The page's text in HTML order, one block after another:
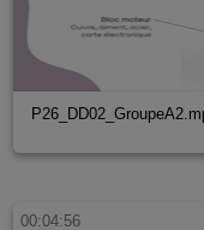
00:04:56